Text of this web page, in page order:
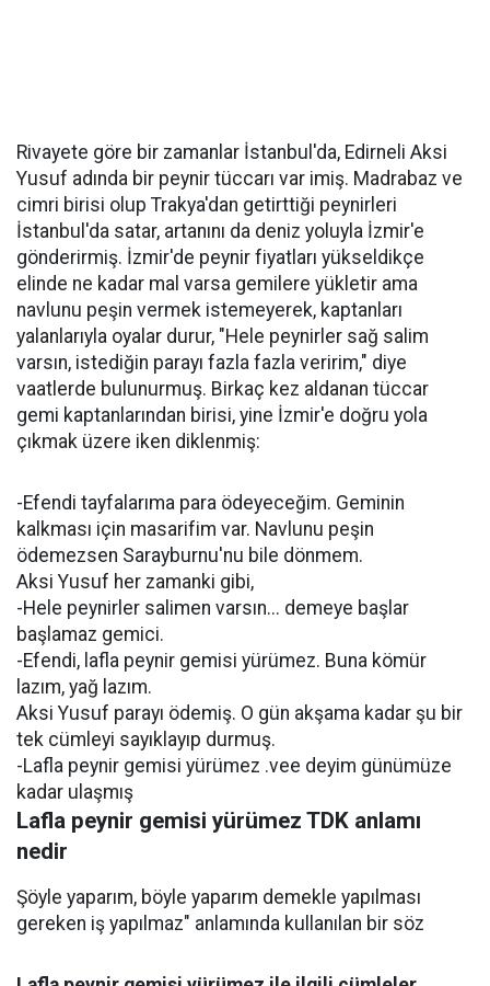
Rivayete göre bir zamanlar İstanbul'da, Edirneli Aksi
Yusuf adında bir peynir tüccarı var imiş. Madrabaz ve
cimri birisi olup Trakya'dan getirttiği peynirleri
İstanbul'da satar, artanını da deniz yoluyla İzmir'e
gönderirmiş. İzmir'de peynir fiyatları yükseldikçe
elinde ne kadar mal varsa gemilere yükletir ama
navlunu peşin vermek istemeyerek, kaptanları
yalanlarıyla oyalar durur, "Hele peynirler sağ salim
varsın, istediğin parayı fazla fazla veririm," diye
vaatlerde bulunurmuş. Birkaç kez aldanan tüccar
gemi kaptanlarından birisi, yine İzmir'e doğru yola
çıkmak üzere iken diklenmiş:
-Efendi tayfalarıma para ödeyeceğim. Geminin
kalkması için masarifim var. Navlunu peşin
ödemezsen Sarayburnu'nu bile dönmem.
Aksi Yusuf her zamanki gibi,
-Hele peynirler salimen varsın... demeye başlar
başlamaz gemici.
-Efendi, lafla peynir gemisi yürümez. Buna kömür
lazım, yağ lazım.
Aksi Yusuf parayı ödemiş. O gün akşama kadar şu bir
tek cümleyi sayıklayıp durmuş.
-Lafla peynir gemisi yürümez .vee deyim günümüze
kadar ulaşmış
Lafla peynir gemisi yürümez TDK anlamı
nedir
Şöyle yaparım, böyle yaparım demekle yapılması
gereken iş yapılmaz" anlamında kullanılan bir söz